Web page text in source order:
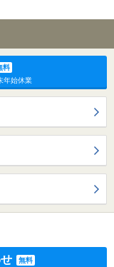
料
年始休業
無料